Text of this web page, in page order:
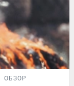
ОБЗОР